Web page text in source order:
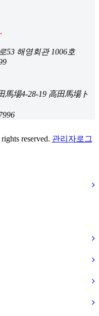
53 해영회관 1006호
馬場4-28-19 高田馬場ト
reserved. 관리자로그